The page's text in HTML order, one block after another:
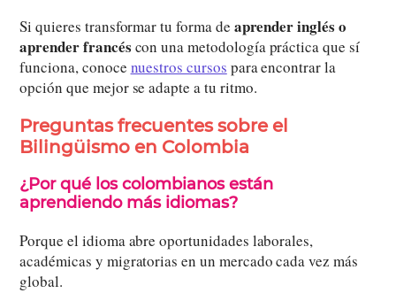
Si quieres transformar tu forma de aprender inglés o
aprender francés con una metodología práctica que sí
funciona, conoce nuestros cursos para encontrar la
opción que mejor se adapte a tu ritmo.
Preguntas frecuentes sobre el
Bilingüismo en Colombia
¿Por qué los colombianos están
aprendiendo más idiomas?
Porque el idioma abre oportunidades laborales,
académicas y migratorias en un mercado cada vez más
global.